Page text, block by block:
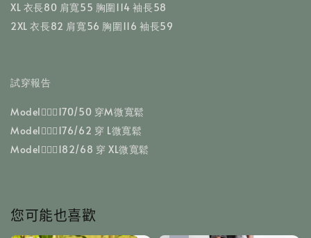
XL 衣長80 肩寬55 胸圍114 袖長58
2XL 衣長82 肩寬56 胸圍116 袖長59
試穿報告
Model🧔🏻‍♂️170/50 穿M微寬鬆
Model🧔🏻‍♂️176/62 穿 L微寬鬆
Model🧔🏻‍♂️182/68 穿 XL微寬鬆
您可能也喜歡